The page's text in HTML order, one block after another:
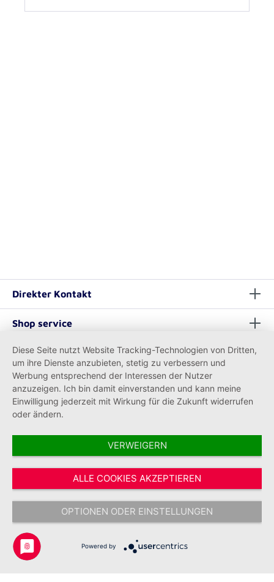
Direkter Kontakt
Shop service
Informationen
Vertrag widerrufen
* Alle Preise inkl. gesetzl. Mehrwertsteuer zzgl.Versandkostenund ggf.
Nachnahmegebühren, wenn nicht anders angegeben.
Copyright © 2026 Johanniter-Unfall-Hilfe e.V. - Alle Rechte
vorbehalten.
Diese Seite nutzt Website Tracking-Technologien von Dritten,
um ihre Dienste anzubieten, stetig zu verbessern und
Werbung entsprechend der Interessen der Nutzer
anzuzeigen. Ich bin damit einverstanden und kann meine
Einwilligung jederzeit mit Wirkung für die Zukunft widerrufen
oder ändern.
VERWEIGERN
ALLE COOKIES AKZEPTIEREN
OPTIONEN ODER EINSTELLUNGEN
Powered by